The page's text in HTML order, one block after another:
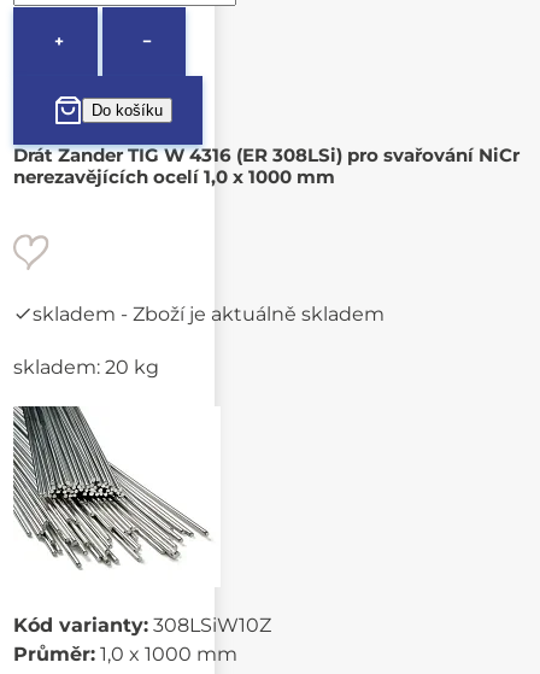
+ −
Drát Zander TIG W 4316 (ER 308LSi) pro svařování NiCr
nerezavějících ocelí 1,0 x 1000 mm
skladem - Zboží je aktuálně skladem
skladem: 20 kg
Kód varianty: 308LSiW10Z
Průměr: 1,0 x 1000 mm